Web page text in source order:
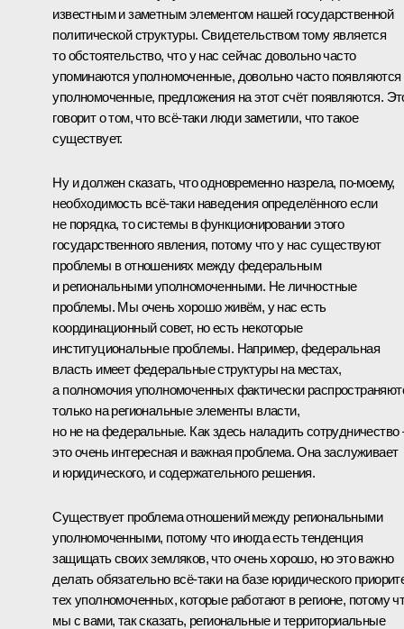
известным и заметным элементом нашей государственной
политической структуры. Свидетельством тому является
то обстоятельство, что у нас сейчас довольно часто
упоминаются уполномоченные, довольно часто появляются
уполномоченные, предложения на этот счёт появляются.
говорит о том, что всё‑таки люди заметили, что такое
существует.
Ну и должен сказать, что одновременно назрела, по‑моему,
необходимость всё‑таки наведения определённого если
не порядка, то системы в функционировании этого
государственного явления, потому что у нас существуют
проблемы в отношениях между федеральным
и региональными уполномоченными. Не личностные
проблемы. Мы очень хорошо живём, у нас есть
координационный совет, но есть некоторые
институциональные проблемы. Например, федеральная
власть имеет федеральные структуры на местах,
а полномочия уполномоченных фактически
только на региональные элементы власти,
но не на федеральные. Как здесь наладить сотрудничество
это очень интересная и важная проблема. Она заслуживает
и юридического, и содержательного решения.
Существует проблема отношений между региональными
уполномоченными, потому что иногда есть тенденция
защищать своих земляков, что очень хорошо, но это важно
делать обязательно всё‑таки на базе юридического
тех уполномоченных, которые работают в регионе, потому
мы с вами, так сказать, региональные и территориальные